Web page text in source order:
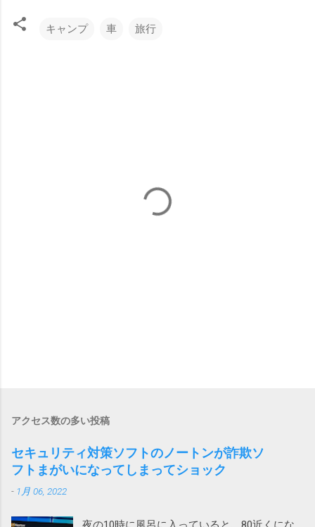
キャンプ 車 旅行
アクセス数の多い投稿
セキュリティ対策ソフトのノートンが詐欺ソ
フトまがいになってしまってショック
- 1月 06, 2022